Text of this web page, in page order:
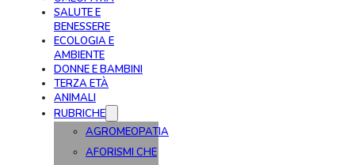
SALUTE E
BENESSERE
ECOLOGIA E
AMBIENTE
DONNE E BAMBINI
TERZA ETÀ
ANIMALI
RUBRICHE
AGROMEOPATIA
AFORISMI CHE